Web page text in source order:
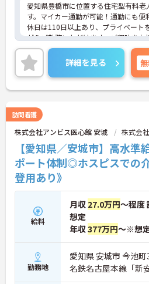
愛知県豊橋市に位置する住宅型有料老
す。マイカー通勤が可能！通勤にも便
休日は110日以上あり、プライベート
がらご勤務いただけます。ご興味をお
気軽にお問い合わせください。
詳細を見る
訪問看護
株式会社アンビス医心館 安城 株式会
【愛知県／安城市】高水
ポート体制◎ホスピスでの
登用あり》
給料
月収 27.0万円～程度
想定
年収377万円～※想
勤務地
愛知県 安城市 今池
名鉄名古屋本線「新